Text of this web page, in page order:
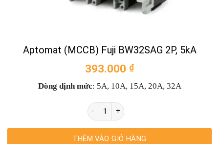
Aptomat (MCCB) Fuji BW32SAG 2P, 5kA
393.000 ₫
Dòng định mức: 5A, 10A, 15A, 20A, 32A
Aptomat (MCCB) Fuji BW32SAG 2P, 5kA
THÊM VÀO GIỎ HÀNG